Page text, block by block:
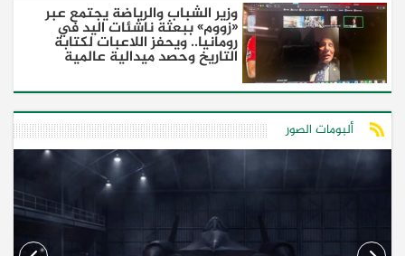
وزير الشباب والرياضة يجتمع عبر
«زووم» ببعثة ناشئات اليد في
رومانيا.. ويحفز اللاعبات لكتابة
التاريخ وحصد ميدالية عالمية
ألبومات الصور